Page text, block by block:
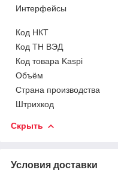
Интерфейсы
Код НКТ
Код ТН ВЭД
Код товара Kaspi
Объём
Страна производства
Штрихкод
Скрыть
Условия доставки